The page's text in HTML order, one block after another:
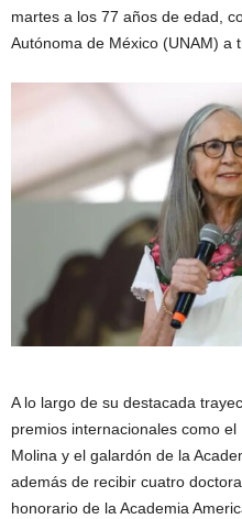
martes a los 77 años de edad,
Autónoma de México (UNAM) a
A lo largo de su destacada
premios internacionales como
Molina y el galardón de la
además de recibir cuatro
honorario de la Academia